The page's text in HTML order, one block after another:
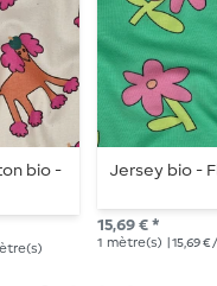
bio -
Jersey bio -
15,69 € *
1 mètre(s) | 15,69